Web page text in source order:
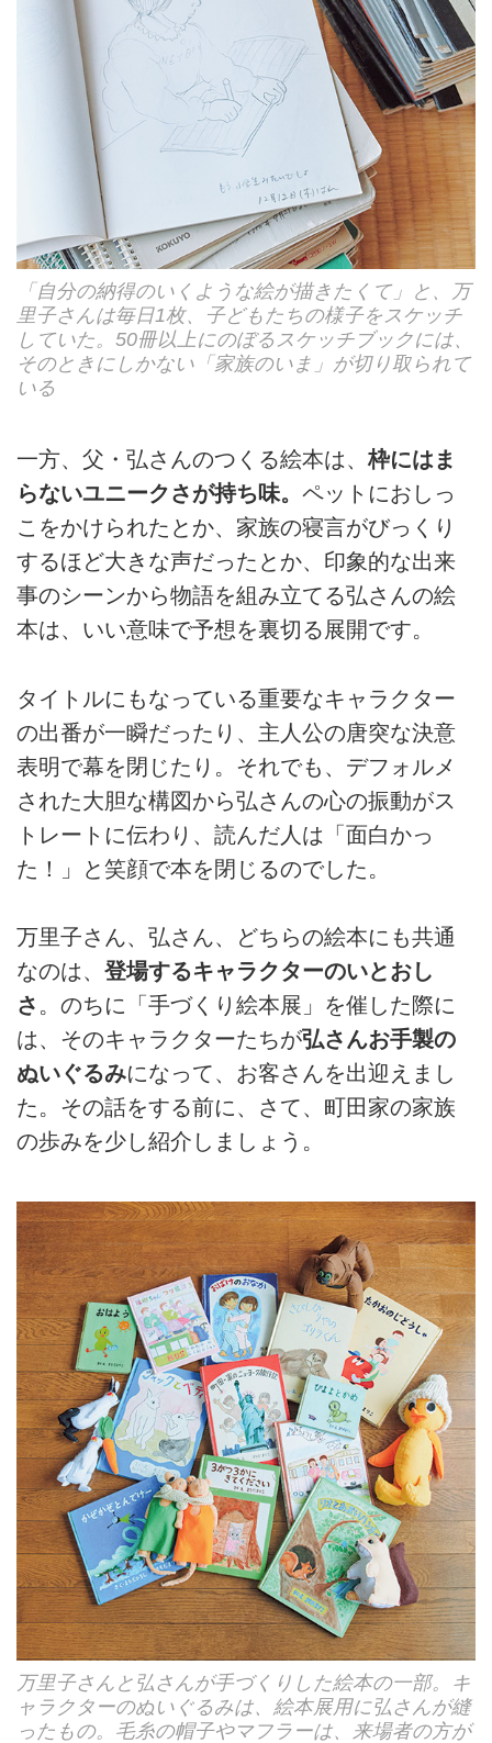
「自分の納得のいくような絵が描きたくて」と、万
里子さんは毎日1枚、子どもたちの様子をスケッチ
していた。50冊以上にのぼるスケッチブックには、
そのときにしかない「家族のいま」が切り取られて
いる
一方、父・弘さんのつくる絵本は、枠にはま
らないユニークさが持ち味。 ペットにおしっ
こをかけられたとか、家族の寝言がびっくり
するほど大きな声だったとか、印象的な出来
事のシーンから物語を組み立てる弘さんの絵
本は、いい意味で予想を裏切る展開です。
タイトルにもなっている重要なキャラクター
の出番が一瞬だったり、主人公の唐突な決意
表明で幕を閉じたり。それでも、デフォルメ
された大胆な構図から弘さんの心の振動がス
トレートに伝わり、読んだ人は「面白かっ
た！」と笑顔で本を閉じるのでした。
万里子さん、弘さん、どちらの絵本にも共通
なのは、 登場するキャラクターのいとおし
さ 。のちに「手づくり絵本展」を催した際に
は、そのキャラクターたちが弘さんお手製の
ぬいぐるみになって、お客さんを出迎えまし
た。その話をする前に、さて、町田家の家族
の歩みを少し紹介しましょう。
万里子さんと弘さんが手づくりした絵本の一部。キ
ャラクターのぬいぐるみは、絵本展用に弘さんが縫
ったもの。毛糸の帽子やマフラーは、来場者の方が